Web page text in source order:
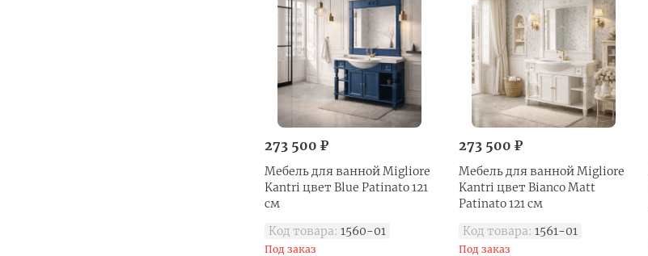
273 500 ₽
Мебель для ванной Migliore
Kantri цвет Blue Patinato 121
см
Код товара: 1560-01
Под заказ
273 500 ₽
Мебель для ванной Migliore
Kantri цвет Bianco Matt
Patinato 121 см
Код товара: 1561-01
Под заказ